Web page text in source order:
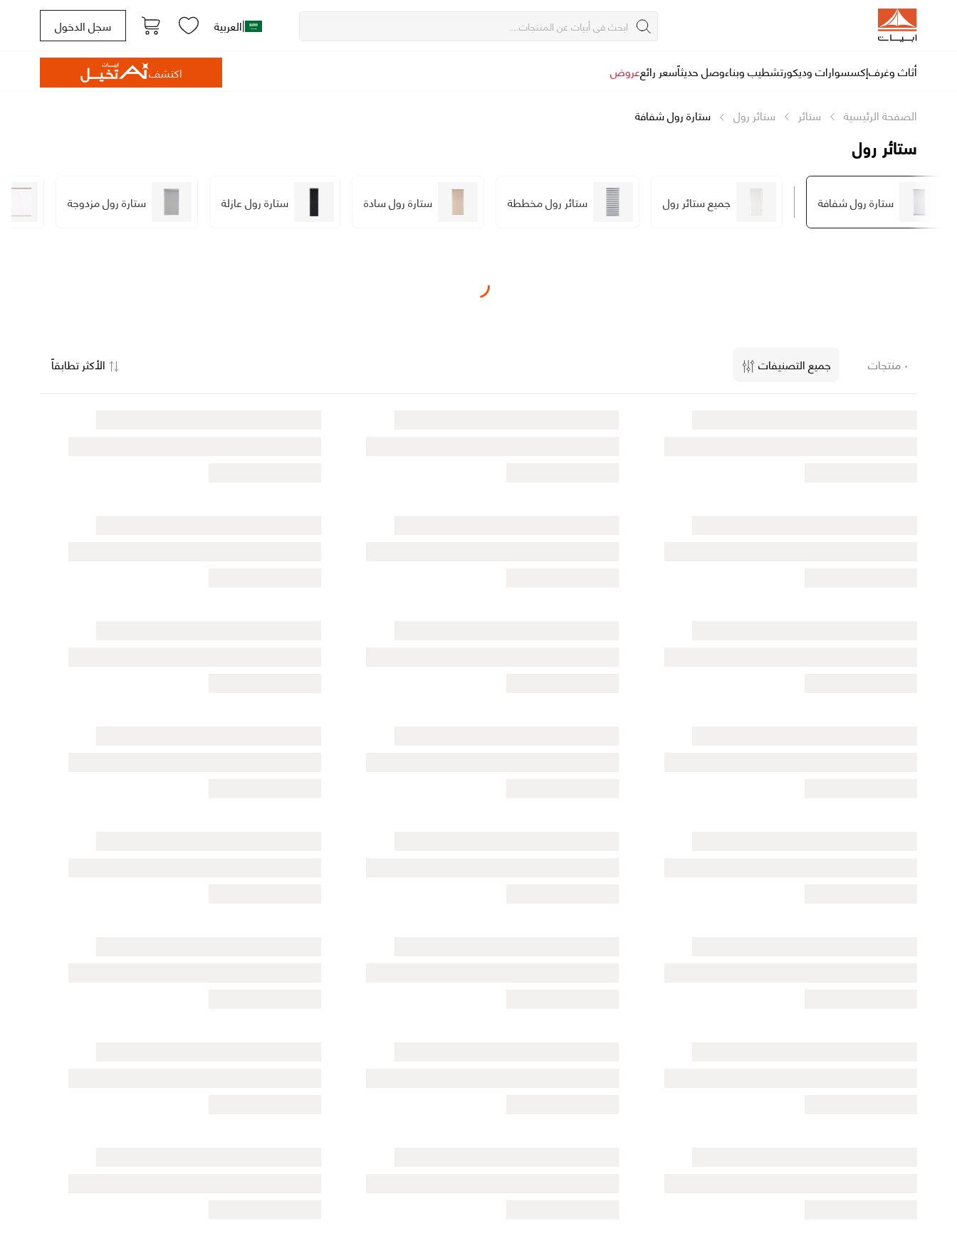
|العربية سجل الدخول
أثاث وغرفإكسسوارات وديكورتشطيب وبناءوصل حديثاًسعر رائععروض اكتشف
الصفحة الرئيسية ستائر ستائر رول ستارة رول شفافة
ستائر رول
ستارة رول شفافة جميع ستائر رول ستائر رول مخططة ستارة رول سادة ستارة رول عازلة ستارة رول مزدوجة
٠ منتجات جميع التصنيفات الأكثر تطابقاً